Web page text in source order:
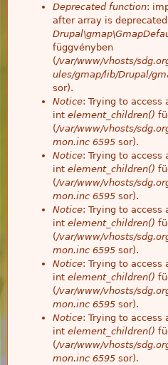
Deprecated function:
after array is
függvényben
(/var/www/vhosts/
ules/gmap/lib/Drupal/
sor).
Notice: Trying to
int element_children()
(/var/www/vhosts/
mon.inc 6595 sor).
Notice: Trying to
int element_children()
(/var/www/vhosts/
mon.inc 6595 sor).
Notice: Trying to
int element_children()
(/var/www/vhosts/
mon.inc 6595 sor).
Notice: Trying to
int element_children()
(/var/www/vhosts/
mon.inc 6595 sor).
Notice: Trying to
int element_children()
(/var/www/vhosts/
mon.inc 6595 sor).